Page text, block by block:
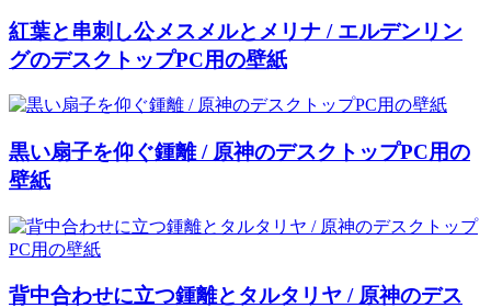
紅葉と串刺し公メスメルとメリナ / エルデンリン
グのデスクトップPC用の壁紙
黒い扇子を仰ぐ鍾離 / 原神のデスクトップPC用の
壁紙
背中合わせに立つ鍾離とタルタリヤ / 原神のデス